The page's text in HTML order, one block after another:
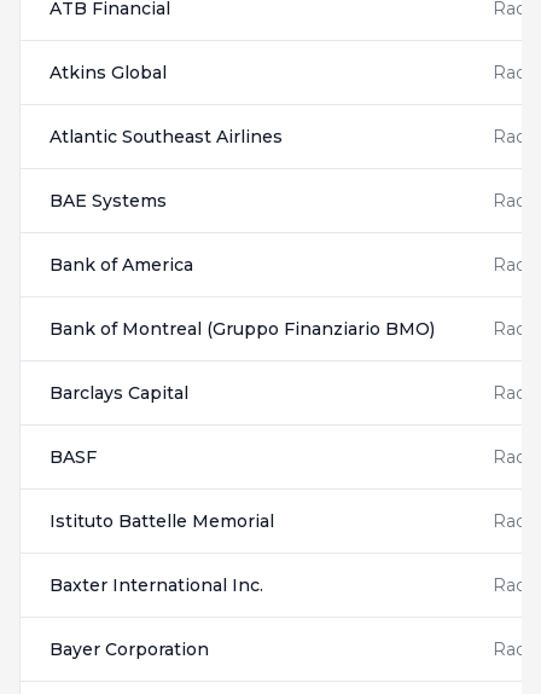
ATB Financial
Atkins Global
Atlantic Southeast Airlines
BAE Systems
Bank of America
Bank of Montreal (Gruppo Finanziario BMO)
Barclays Capital
BASF
Istituto Battelle Memorial
Baxter International Inc.
Bayer Corporation